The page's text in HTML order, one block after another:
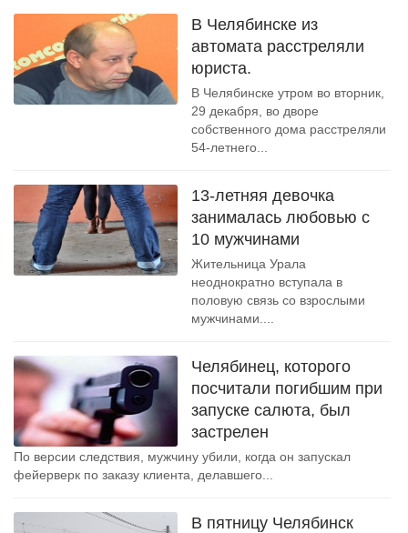
В Челябинске из
автомата расстреляли
юриста.
В Челябинске утром во вторник,
29 декабря, во дворе
собственного дома расстреляли
54-летнего...
13-летняя девочка
занималась любовью с
10 мужчинами
Жительница Урала
неоднократно вступала в
половую связь со взрослыми
мужчинами....
Челябинец, которого
посчитали погибшим при
запуске салюта, был
застрелен
По версии следствия, мужчину убили, когда он запускал
фейерверк по заказу клиента, делавшего...
В пятницу Челябинск